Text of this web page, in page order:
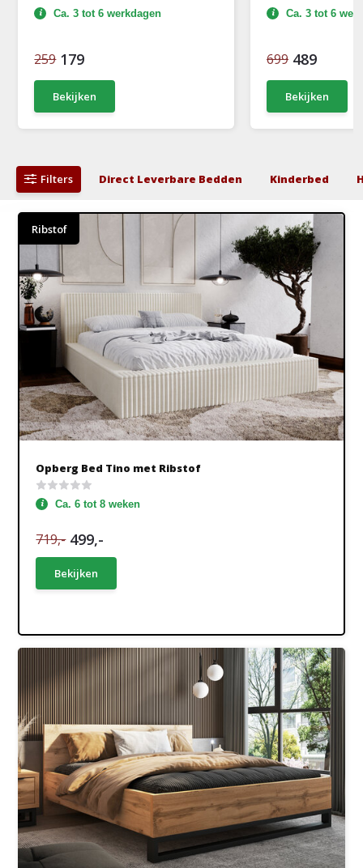
Ca. 3 tot 6 werkdagen
259 179
Bekijken
Ca. 3 tot 6
699 489
Bekijken
Filters Direct Leverbare Bedden Kinderbed
Ribstof
Opberg Bed Tino met Ribstof
Ca. 6 tot 8 weken
719,- 499,-
Bekijken